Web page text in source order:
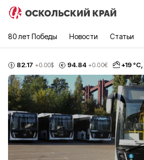
80 лет Победы Новости Статьи
82.17 +0.00$ 94.84 +0.00€ +19 °С,